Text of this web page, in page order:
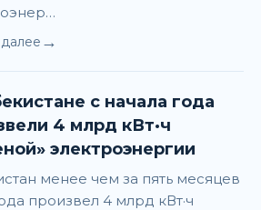
→
с начала года
4 млрд кВт·ч
электроэнергии
менее чем за пять месяцев
произвел 4 млрд кВт·ч